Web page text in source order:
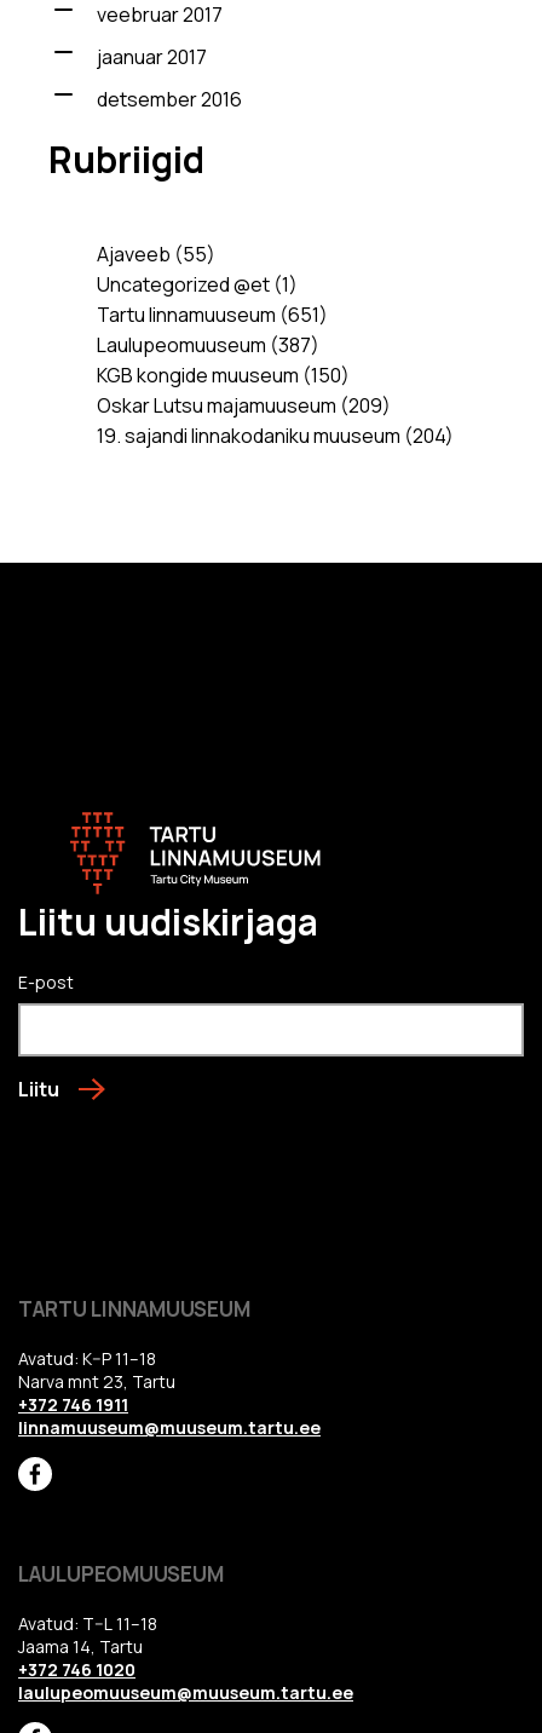
veebruar 2017
jaanuar 2017
detsember 2016
Rubriigid
Ajaveeb (55)
Uncategorized @et (1)
Tartu linnamuuseum (651)
Laulupeomuuseum (387)
KGB kongide muuseum (150)
Oskar Lutsu majamuuseum (209)
19. sajandi linnakodaniku muuseum (204)
Liitu uudiskirjaga
E-post
Liitu
TARTU LINNAMUUSEUM
Avatud: K–P 11–18
Narva mnt 23, Tartu
+372 746 1911
linnamuuseum@muuseum.tartu.ee
LAULUPEOMUUSEUM
Avatud: T–L 11–18
Jaama 14, Tartu
+372 746 1020
laulupeomuuseum@muuseum.tartu.ee